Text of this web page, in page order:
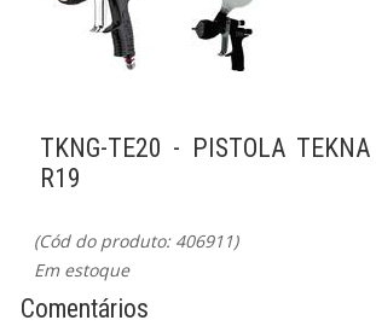
TKNG-TE20 - PISTOLA TEKNA
R19
(Cód do produto: 406911)
Em estoque
Comentários